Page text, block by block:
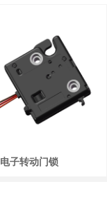
电子转动门锁